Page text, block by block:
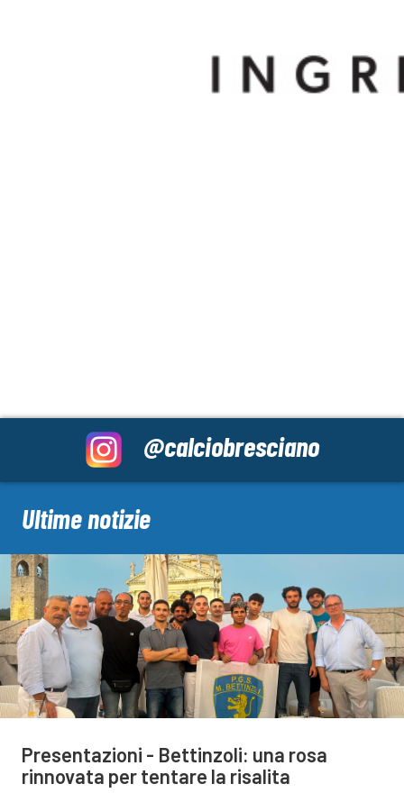
@calciobresciano
Ultime notizie
Presentazioni - Bettinzoli: una rosa
rinnovata per tentare la risalita